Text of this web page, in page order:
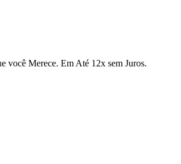
você Merece. Em Até 12x sem Juros.